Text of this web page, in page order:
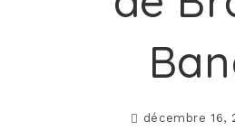
décembre 16,